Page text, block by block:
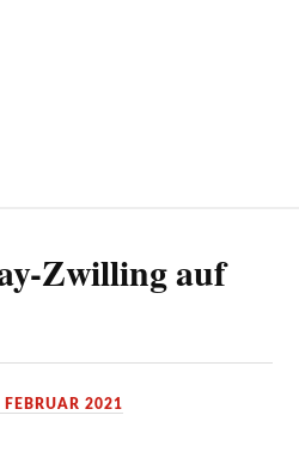
Zwilling auf
FEBRUAR 2021